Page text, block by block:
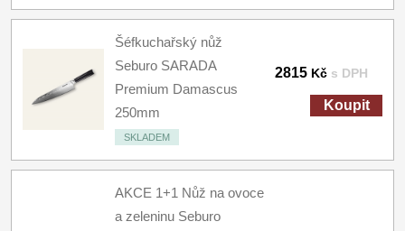
Šéfkuchařský nůž
Seburo SARADA
Premium Damascus
250mm
SKLADEM
2815 Kč s DPH
Koupit
AKCE 1+1 Nůž na ovoce
a zeleninu Seburo